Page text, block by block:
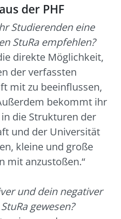
der PHF
Studierenden eine
StuRa empfehlen?
direkte Möglichkeit,
der verfassten
mit zu beeinflussen,
bekommt ihr
die Strukturen der
und der Universität
kleine und große
mit anzustoßen.“
und dein negativer
gewesen?